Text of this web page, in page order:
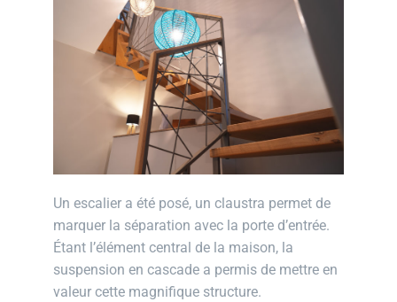
Un escalier a été posé, un claustra permet de
marquer la séparation avec la porte d’entrée.
Étant l’élément central de la maison, la
suspension en cascade a permis de mettre en
valeur cette magnifique structure.